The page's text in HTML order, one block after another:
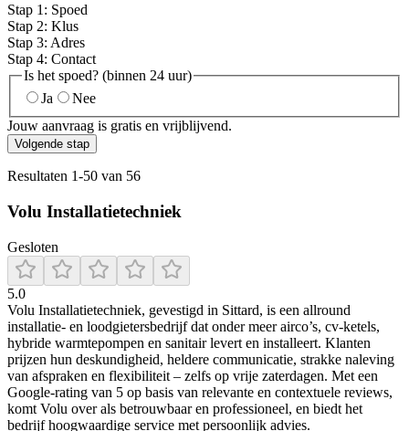
Stap 1 : Spoed
Stap 2: Klus
Stap 3: Adres
Stap 4: Contact
Is het spoed? (binnen 24 uur)
Ja
Nee
Jouw aanvraag is gratis en vrijblijvend.
Volgende stap
Resultaten 1-50 van 56
Volu Installatietechniek
Gesloten
5.0
Volu Installatietechniek, gevestigd in Sittard, is een allround
installatie- en loodgietersbedrijf dat onder meer airco’s, cv-ketels,
hybride warmtepompen en sanitair levert en installeert. Klanten
prijzen hun deskundigheid, heldere communicatie, strakke naleving
van afspraken en flexibiliteit – zelfs op vrije zaterdagen. Met een
Google-rating van 5 op basis van relevante en contextuele reviews,
komt Volu over als betrouwbaar en professioneel, en biedt het
bedrijf hoogwaardige service met persoonlijk advies.